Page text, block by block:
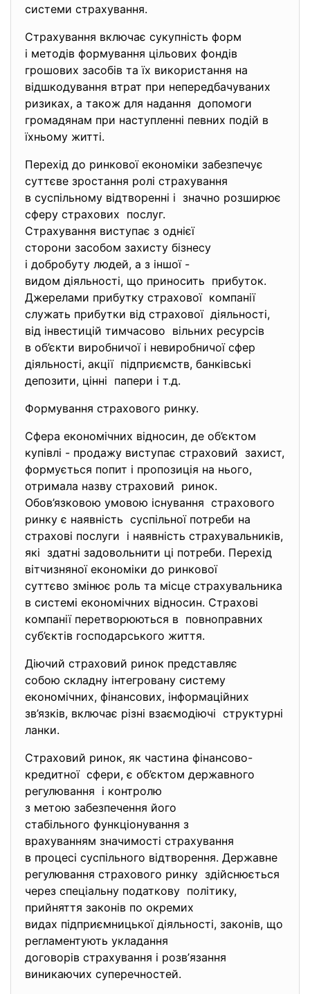
системи страхування.
Страхування включає сукупність форм
і методів формування цільових фондів
грошових засобів та їх використання на
відшкодування втрат при непередбачуваних
ризиках, а також для надання допомоги
громадянам при наступленні певних подій в
їхньому житті.
Перехід до ринкової економіки забезпечує
суттєве зростання ролі страхування
в суспільному відтворенні і значно розширює
сферу страхових послуг.
Страхування виступає з однієї
сторони засобом захисту бізнесу
і добробуту людей, а з іншої -
видом діяльності, що приносить прибуток.
Джерелами прибутку страхової компанії
служать прибутки від страхової діяльності,
від інвестицій тимчасово вільних ресурсів
в об’єкти виробничої і невиробничої сфер
діяльності, акції підприємств, банківські
депозити, цінні папери і т.д.
Формування страхового ринку.
Сфера економічних відносин, де об’єктом
купівлі - продажу виступає страховий захист,
формується попит і пропозиція на нього,
отримала назву страховий ринок.
Обов’язковою умовою існування страхового
ринку є наявність суспільної потреби на
страхові послуги і наявність страхувальників,
які здатні задовольнити ці потреби. Перехід
вітчизняної економіки до ринкової
суттєво змінює роль та місце страхувальника
в системі економічних відносин. Страхові
компанії перетворюються в повноправних
суб’єктів господарського життя.
Діючий страховий ринок представляє
собою складну інтегровану систему
економічних, фінансових, інформаційних
зв’язків, включає різні взаємодіючі структурні
ланки.
Страховий ринок, як частина фінансово-
кредитної сфери, є об’єктом державного
регулювання і контролю
з метою забезпечення його
стабільного функціонування з
врахуванням значимості страхування
в процесі суспільного відтворення. Державне
регулювання страхового ринку здійснюється
через спеціальну податкову політику,
прийняття законів по окремих
видах підприємницької діяльності, законів, що
регламентують укладання
договорів страхування і розв’язання
виникаючих суперечностей.